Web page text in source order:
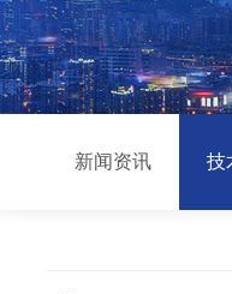
新闻资讯 技